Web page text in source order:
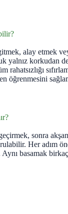
alay etmek
yalnız korkudan
rahatsızlığı
öğrenmesini
sonra
Her adım
basamak